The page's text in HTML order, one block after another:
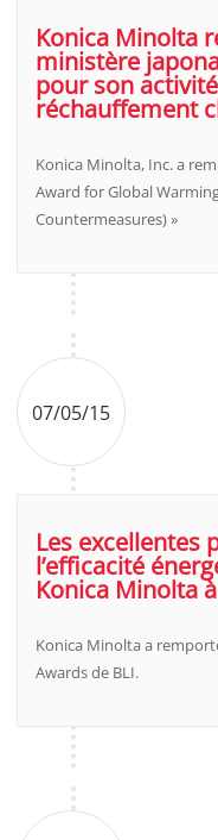
Konica Minolta
ministère
pour son
réchauffement
Konica Minolta, Inc. a
Award for Global
Countermeasures) »
07/05/15
Les excellentes
l’efficacité
Konica Minolta
Konica Minolta a
Awards de BLI.